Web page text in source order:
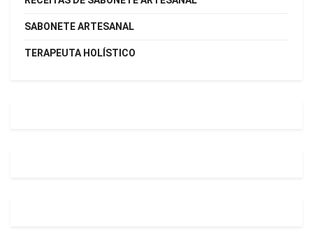
SABONETE ARTESANAL
TERAPEUTA HOLÍSTICO